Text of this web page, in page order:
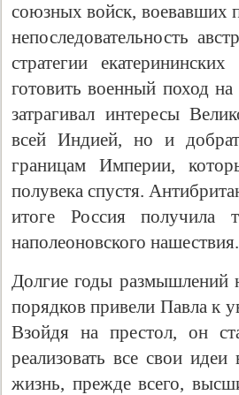
союзных войск, воевавших
непоследовательность
стратегии
готовить военный поход
затрагивал интересы
всей Индией, но и
границам Империи,
полувека спустя.
итоге Россия получила
наполеоновского нашествия.
Долгие годы размышлений
порядков привели Павла к
Взойдя на престол, он
реализовать все свои
жизнь, прежде всего,